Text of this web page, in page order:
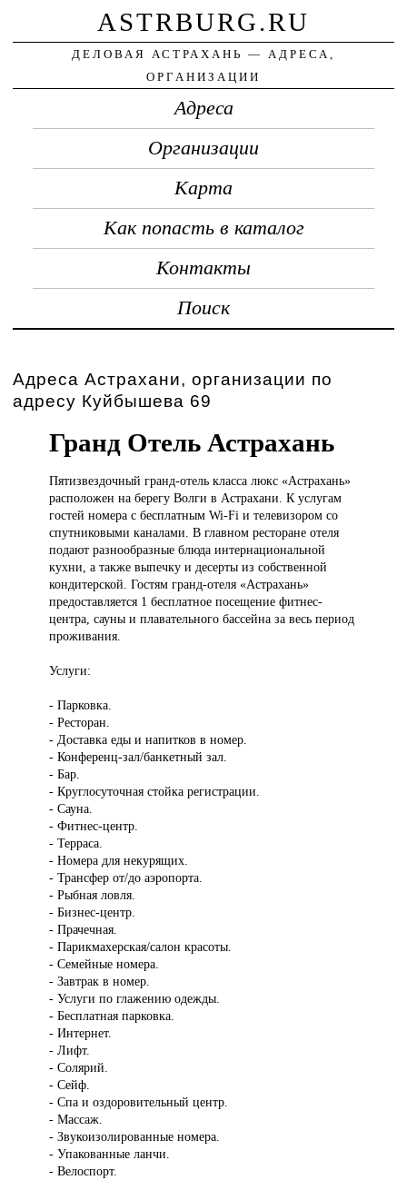
ASTRBURG.RU
ДЕЛОВАЯ АСТРАХАНЬ — АДРЕСА,
ОРГАНИЗАЦИИ
Адреса
Организации
Карта
Как попасть в каталог
Контакты
Поиск
Адреса Астрахани, организации по
адресу Куйбышева 69
Гранд Отель Астрахань
Пятизвездочный гранд-отелькласса люкс «Астрахань»
расположен на берегу Волги в Астрахани. К услугам
гостей номера с бесплатным Wi-Fi и телевизором со
спутниковыми каналами. В главном ресторане отеля
подают разнообразные блюда интернациональной
кухни, а также выпечку и десерты из собственной
кондитерской. Гостям гранд-отеля «Астрахань»
предоставляется 1 бесплатное посещение фитнес-
центра, сауны и плавательного бассейна за весь период
проживания.
Услуги:
- Парковка.
- Ресторан.
- Доставка еды и напитков в номер.
- Конференц-зал/банкетный зал.
- Бар.
- Круглосуточная стойка регистрации.
- Сауна.
- Фитнес-центр.
- Терраса.
- Номера для некурящих.
- Трансфер от/до аэропорта.
- Рыбная ловля.
- Бизнес-центр.
- Прачечная.
- Парикмахерская/салон красоты.
- Семейные номера.
- Завтрак в номер.
- Услуги по глажению одежды.
- Бесплатная парковка.
- Интернет.
- Лифт.
- Солярий.
- Сейф.
- Спа и оздоровительный центр.
- Массаж.
- Звукоизолированные номера.
- Упакованные ланчи.
- Велоспорт.